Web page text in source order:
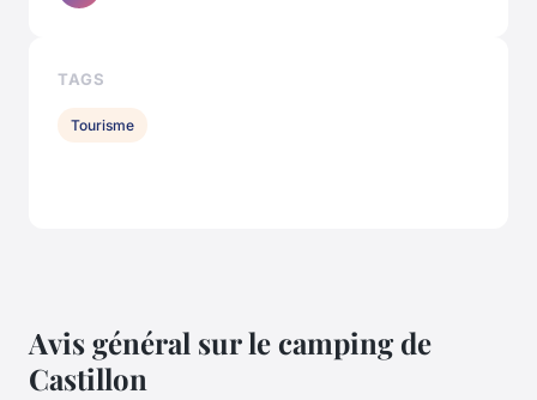
Avis général sur le camping de
Castillon
TAGS
Tourisme